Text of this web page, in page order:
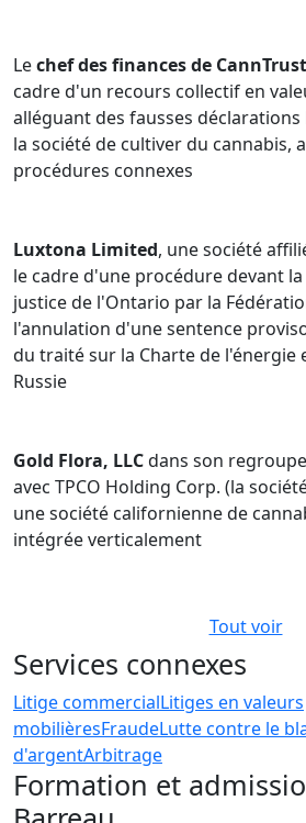
Lechef des finances de
cadre d'un recours collectif en
alléguant des fausses
la société de cultiver du cannabis,
procédures connexes
Luxtona Limited, une société
le cadre d'une procédure devant
justice de l'Ontario par la
l'annulation d'une sentence
du traité sur la Charte de l'énergie
Russie
Gold Flora, LLCdans son
avec TPCO Holding Corp. (la
une société californienne de
intégrée verticalement
Tout voir
Services connexes
Litige commercialLitiges en valeurs
mobilièresFraudeLutte contre le
d'argentArbitrage
Formation et